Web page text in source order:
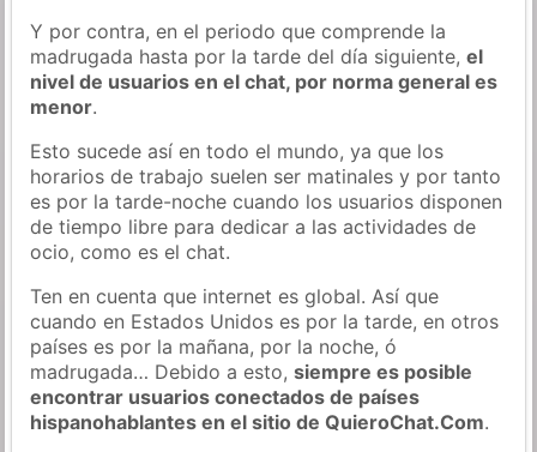
Y por contra, en el periodo que comprende la
madrugada hasta por la tarde del día siguiente,el
nivel de usuarios en el chat, por norma general es
menor.
Esto sucede así en todo el mundo, ya que los
horarios de trabajo suelen ser matinales y por tanto
es por la tarde-noche cuando los usuarios disponen
de tiempo libre para dedicar a las actividades de
ocio, como es el chat.
Ten en cuenta que internet es global. Así que
cuando en Estados Unidos es por la tarde, en otros
países es por la mañana, por la noche, ó
madrugada… Debido a esto,siempre es posible
encontrar usuarios conectados de países
hispanohablantes en el sitio de QuieroChat.Com.